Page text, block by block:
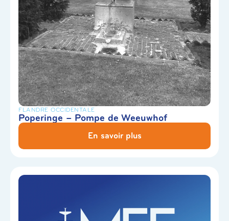
FLANDRE OCCIDENTALE
Poperinge – Pompe de Weeuwhof
En savoir plus